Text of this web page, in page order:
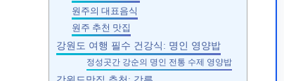
원주의 대표음식
원주 추천 맛집
강원도 여행 필수 건강식: 명인 영양밥
정성곳간 강순의 명인 전통 수제 영양밥